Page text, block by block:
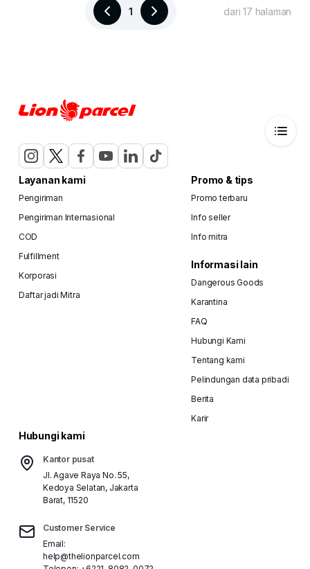
1 dari 17 halaman
Layanan kami
Pengiriman
Pengiriman Internasional
COD
Fulfillment
Korporasi
Daftar jadi Mitra
Promo & tips
Promo terbaru
Info seller
Info mitra
Informasi lain
Dangerous Goods
Karantina
FAQ
Hubungi Kami
Tentang kami
Pelindungan data pribadi
Berita
Karir
Hubungi kami
Kantor pusat
Jl. Agave Raya No. 55,
Kedoya Selatan, Jakarta
Barat, 11520
Customer Service
Email:
help@thelionparcel.com